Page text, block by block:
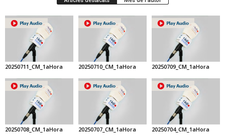
20250711_CM_1aHora 20250710_CM_1aHora 20250709_CM_1aHora
20250708_CM_1aHora 20250707_CM_1aHora 20250704_CM_1aHora